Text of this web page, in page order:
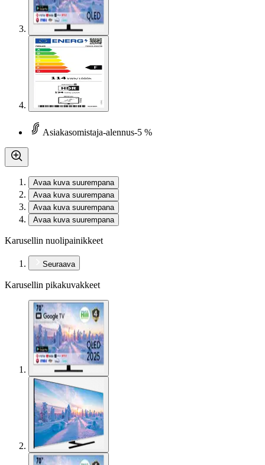
Asiakasomistaja-alennus-5 %
Avaa kuva suurempana
Avaa kuva suurempana
Avaa kuva suurempana
Avaa kuva suurempana
Karusellin nuolipainikkeet
Seuraava
Karusellin pikakuvakkeet